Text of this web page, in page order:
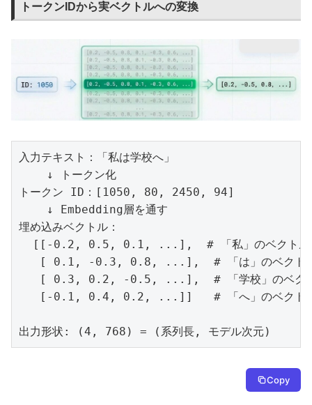
トークンIDから実ベクトルへの変換
入力テキスト：「私は学校へ」
    ↓ トークン化
トークン ID：[1050, 80, 2450, 94]
    ↓ Embedding層を通す
埋め込みベクトル：
[[-0.2, 0.5, 0.1, ...],  # 「私」のベクトル
[ 0.1, -0.3, 0.8, ...],  # 「は」のベクト
[ 0.3, 0.2, -0.5, ...],  # 「学校」のベク
[-0.1, 0.4, 0.2, ...]]   # 「へ」のベクト
出力形状: (4, 768) = (系列長, モデル次元)
Copy